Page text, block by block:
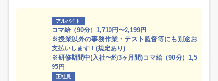
アルバイト
コマ給（90分）1,710円〜2,199円
※授業以外の事務作業・テスト監督等にも別途お
支払いします！(規定あり)
※研修期間中(入社〜約3ヶ月間)コマ給（90分）1,5
95円
正社員